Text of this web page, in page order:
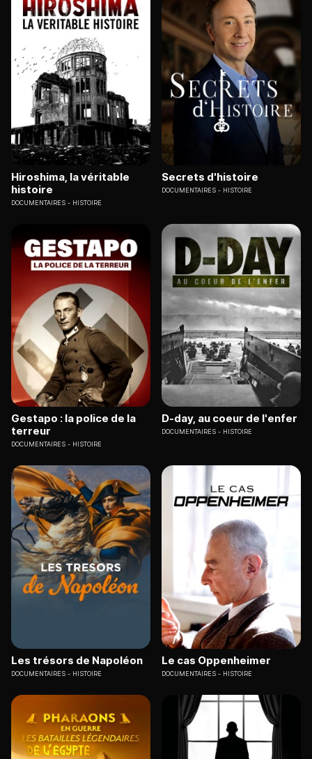
Hiroshima, la véritable
histoire
DOCUMENTAIRES HISTOIRE
Secrets d'histoire
DOCUMENTAIRES HISTOIRE
Gestapo : la police de la
terreur
DOCUMENTAIRES HISTOIRE
D-day, au coeur de l'enfer
DOCUMENTAIRES HISTOIRE
Les trésors de Napoléon
DOCUMENTAIRES HISTOIRE
Le cas Oppenheimer
DOCUMENTAIRES HISTOIRE